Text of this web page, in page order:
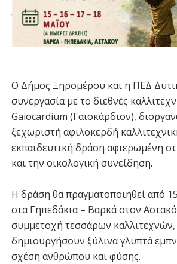
Ο Δήμος Ξηρομέρου και η ΠΕΔ
συνεργασία με το διεθνές
Gaiocardium (Γαιοκάρδιον),
ξεχωριστή αφιλοκερδή
εκπαιδευτική δράση αφιερωμένη
και την οικολογική συνείδηση.
Η δράση θα πραγματοποιηθεί από
στα Γηπεδάκια – Βαρκά στον
συμμετοχή τεσσάρων καλλιτεχνών,
δημιουργήσουν ξύλινα γλυπτά
σχέση ανθρώπου και φύσης.